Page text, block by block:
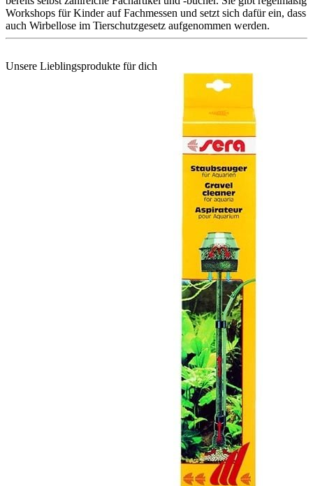
Workshops für Kinder auf Fachmessen und setzt sich dafür ein, dass
auch Wirbellose im Tierschutzgesetz aufgenommen werden.
Unsere Lieblingsprodukte für dich